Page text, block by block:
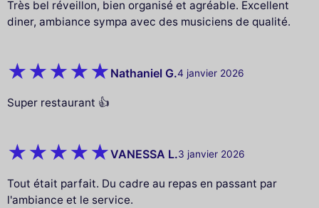
Très bel réveillon, bien organisé et agréable. Excellent
diner, ambiance sympa avec des musiciens de qualité.
Nathaniel G.4 janvier 2026
Super restaurant 👍
VANESSA L.3 janvier 2026
Tout était parfait. Du cadre au repas en passant par
l'ambiance et le service.